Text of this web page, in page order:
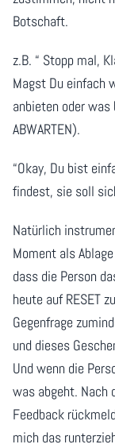
Botschaft.
z.B. “ Stopp mal,
Magst Du einfach
anbieten oder was
ABWARTEN).
“Okay, Du bist
findest, sie soll
Natürlich
Moment als
dass die Person
heute auf RESET
Gegenfrage
und dieses
Und wenn die
was abgeht. Nach
Feedback
mich das